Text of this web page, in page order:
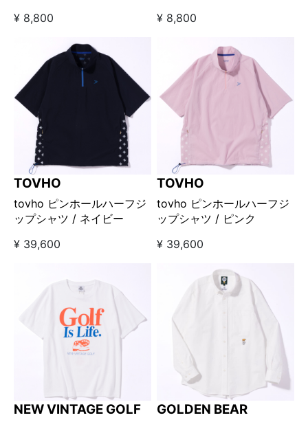
Golf Gentleman Tシャツ
¥ 8,800
Golf Gentleman Tシャツ
¥ 8,800
TOVHO
tovho ピンホールハーフジ
ップシャツ / ネイビー
¥ 39,600
TOVHO
tovho ピンホールハーフジ
ップシャツ / ピンク
¥ 39,600
NEW VINTAGE GOLF GOLDEN BEAR